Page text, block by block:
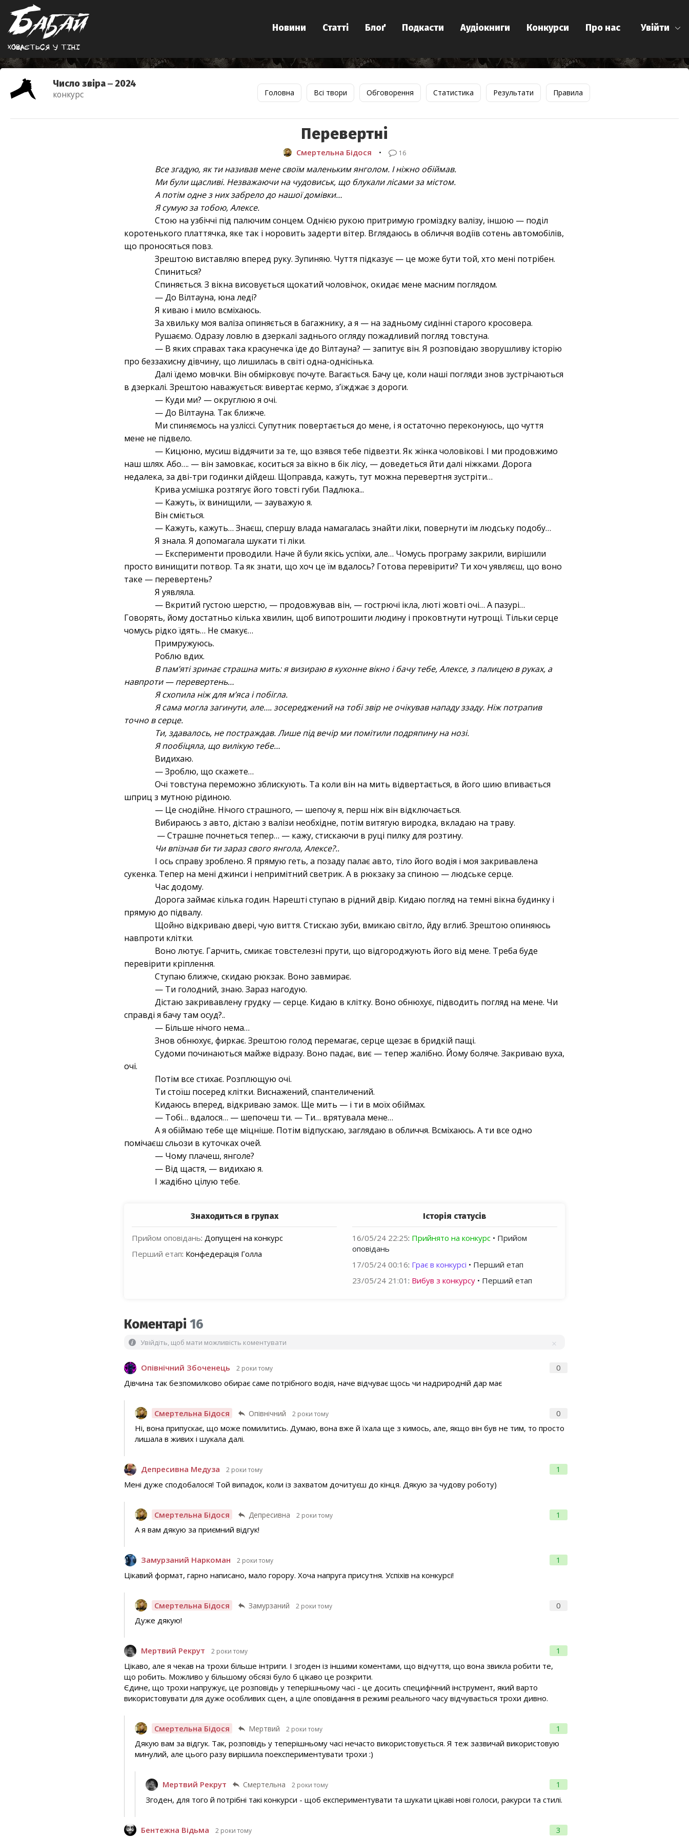
Ховається у тiнi
Увійти
Новини Статті Блоґ Подкасти Аудіокниги Конкурси Про нас
Число звіра ‒ 2024
конкурс Головна Всі твори Обговорення Статистика Результати Правила
Перевертні
Смертельна Бідося • 16
Все згадую, як ти називав мене своїм маленьким янголом. І ніжно обіймав.
Ми були щасливі. Незважаючи на чудовиськ, що блукали лісами за містом.
А потім одне з них забрело до нашої домівки…
Я сумую за тобою, Алексе.
Стою на узбіччі під палючим сонцем. Однією рукою притримую громіздку валізу, іншою — поділ
коротенького платтячка, яке так і норовить задерти вітер. Вглядаюсь в обличчя водіїв сотень автомобілів,
що проносяться повз.
Зрештою виставляю вперед руку. Зупиняю. Чуття підказує — це може бути той, хто мені потрібен.
Спиниться?
Спиняється. З вікна висовується щокатий чоловічок, окидає мене масним поглядом.
— До Вілтауна, юна леді?
Я киваю і мило всміхаюсь.
За хвильку моя валіза опиняється в багажнику, а я — на задньому сидінні старого кросовера.
Рушаємо. Одразу ловлю в дзеркалі заднього огляду пожадливий погляд товстуна.
— В яких справах така красунечка їде до Вілтауна? — запитує він. Я розповідаю зворушливу історію
про беззахисну дівчину, що лишилась в світі одна-однісінька.
Далі їдемо мовчки. Він обмірковує почуте. Вагається. Бачу це, коли наші погляди знов зустрічаються
в дзеркалі. Зрештою наважується: вивертає кермо, з’їжджає з дороги.
— Куди ми? — округлюю я очі.
— До Вілтауна. Так ближче.
Ми спиняємось на узліссі. Супутник повертається до мене, і я остаточно переконуюсь, що чуття
мене не підвело.
— Кицюню, мусиш віддячити за те, що взявся тебе підвезти. Як жінка чоловікові. І ми продовжимо
наш шлях. Або…. — він замовкає, коситься за вікно в бік лісу, — доведеться йти далі ніжками. Дорога
недалека, за дві-три годинки дійдеш. Щоправда, кажуть, тут можна перевертня зустріти…
Крива усмішка розтягує його товсті губи. Падлюка...
— Кажуть, їх винищили, — зауважую я.
Він сміється.
— Кажуть, кажуть… Знаєш, спершу влада намагалась знайти ліки, повернути їм людську подобу…
Я знала. Я допомагала шукати ті ліки.
— Експерименти проводили. Наче й були якісь успіхи, але… Чомусь програму закрили, вирішили
просто винищити потвор. Та як знати, що хоч це їм вдалось? Готова перевірити? Ти хоч уявляєш, що воно
таке — перевертень?
Я уявляла.
— Вкритий густою шерстю, — продовжував він, — гострючі ікла, люті жовті очі… А пазурі…
Говорять, йому достатньо кілька хвилин, щоб випотрошити людину і проковтнути нутрощі. Тільки серце
чомусь рідко їдять… Не смакує…
Примружуюсь.
Роблю вдих.
В пам’яті зринає страшна мить: я визираю в кухонне вікно і бачу тебе, Алексе, з палицею в руках, а
навпроти — перевертень…
Я схопила ніж для м’яса і побігла.
Я сама могла загинути, але…. зосереджений на тобі звір не очікував нападу ззаду. Ніж потрапив
точно в серце.
Ти, здавалось, не постраждав. Лише під вечір ми помітили подряпину на нозі.
Я пообіцяла, що вилікую тебе…
Видихаю.
— Зроблю, що скажете…
Очі товстуна переможно зблискують. Та коли він на мить відвертається, в його шию впивається
шприц з мутною рідиною.
— Це снодійне. Нічого страшного, — шепочу я, перш ніж він відключається.
Вибираюсь з авто, дістаю з валізи необхідне, потім витягую виродка, вкладаю на траву.
— Страшне почнеться тепер… — кажу, стискаючи в руці пилку для розтину.
Чи впізнав би ти зараз свого янгола, Алексе?..
І ось справу зроблено. Я прямую геть, а позаду палає авто, тіло його водія і моя закривавлена
сукенка. Тепер на мені джинси і непримітний светрик. А в рюкзаку за спиною — людське серце.
Час додому.
Дорога займає кілька годин. Нарешті ступаю в рідний двір. Кидаю погляд на темні вікна будинку і
прямую до підвалу.
Щойно відкриваю двері, чую виття. Стискаю зуби, вмикаю світло, йду вглиб. Зрештою опиняюсь
навпроти клітки.
Воно лютує. Гарчить, смикає товстелезні прути, що відгороджують його від мене. Треба буде
перевірити кріплення.
Ступаю ближче, скидаю рюкзак. Воно завмирає.
— Ти голодний, знаю. Зараз нагодую.
Дістаю закривавлену грудку — серце. Кидаю в клітку. Воно обнюхує, підводить погляд на мене. Чи
справді я бачу там осуд?..
— Більше нічого нема…
Знов обнюхує, фиркає. Зрештою голод перемагає, серце щезає в бридкій пащі.
Судоми починаються майже відразу. Воно падає, виє — тепер жалібно. Йому боляче. Закриваю вуха,
очі.
Потім все стихає. Розплющую очі.
Ти стоїш посеред клітки. Виснажений, спантеличений.
Кидаюсь вперед, відкриваю замок. Ще мить — і ти в моїх обіймах.
— Тобі… вдалося… — шепочеш ти. — Ти… врятувала мене…
А я обіймаю тебе ще міцніше. Потім відпускаю, заглядаю в обличчя. Всміхаюсь. А ти все одно
помічаєш сльози в куточках очей.
— Чому плачеш, янголе?
— Від щастя, — видихаю я.
І жадібно цілую тебе.
Знаходиться в групах
Прийом оповідань:Допущені на конкурс
Перший етап: Конфедерація Голла
Історія статусів
16/05/24 22:25: Прийнято на конкурс• Прийом
оповідань
17/05/24 00:16: Грає в конкурсі • Перший етап
23/05/24 21:01 : Вибув з конкурсу• Перший етап
Коментарі16
Увійдіть, щоб мати можливість коментувати
Опівнічний Збоченець 2 роки тому
0
Дівчина так безпомилково обирає саме потрібного водія, наче відчуває щось чи надриродній дар має
Смертельна Бідося Опівнічний 2 роки тому
0
Ні, вона припускає, що може помилитись. Думаю, вона вже й їхала ще з кимось, але, якщо він був не тим, то просто
лишала в живих і шукала далі.
Депресивна Медуза 2 роки тому
1
Мені дуже сподобалося! Той випадок, коли із захватом дочитуєш до кінця. Дякую за чудову роботу)
Смертельна Бідося Депресивна 2 роки тому
1
А я вам дякую за приємний відгук!
Замурзаний Наркоман 2 роки тому
1
Цікавий формат, гарно написано, мало горору. Хоча напруга присутня. Успіхів на конкурсі!
Смертельна Бідося Замурзаний 2 роки тому
0
Дуже дякую!
Мертвий Рекрут 2 роки тому
1
Цікаво, але я чекав на трохи більше інтриги. І згоден із іншими коментами, що відчуття, що вона звикла робити те,
що робить. Можливо у більшому обсязі було б цікаво це розкрити.
Єдине, що трохи напружує, це розповідь у теперішньому часі - це досить специфічний інструмент, який варто
використовувати для дуже особливих сцен, а ціле оповідання в режимі реального часу відчувається трохи дивно.
Смертельна Бідося Мертвий 2 роки тому
1
Дякую вам за відгук. Так, розповідь у теперішньому часі нечасто використовується. Я теж зазвичай використовую
минулий, але цього разу вирішила поекспериментувати трохи :)
Мертвий Рекрут Смертельна 2 роки тому
1
Згоден, для того й потрібні такі конкурси - щоб експериментувати та шукати цікаві нові голоси, ракурси та стилі.
Бентежна Відьма 2 роки тому 3